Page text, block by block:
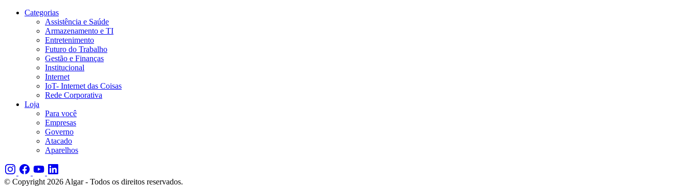
Categorias
Assistência e Saúde
Armazenamento e TI
Entretenimento
Futuro do Trabalho
Gestão e Finanças
Institucional
Internet
IoT- Internet das Coisas
Rede Corporativa
Loja
Para você
Empresas
Governo
Atacado
Aparelhos
© Copyright 2026 Algar - Todos os direitos reservados.